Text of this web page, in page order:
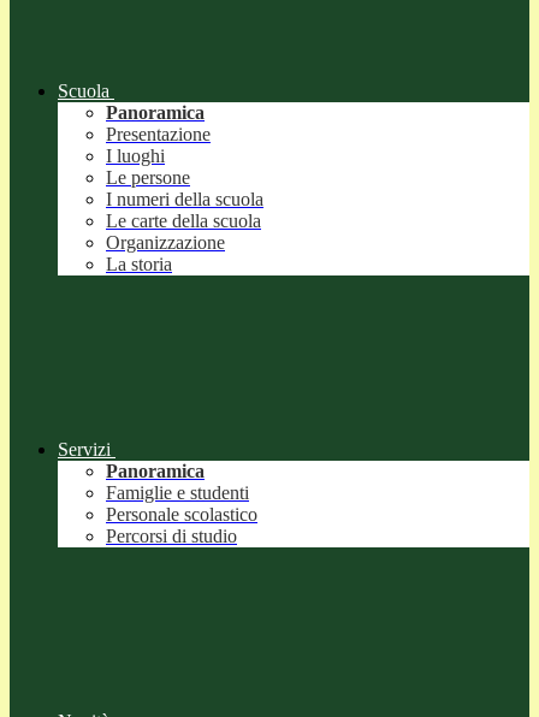
Scuola
Panoramica
Presentazione
I luoghi
Le persone
I numeri della scuola
Le carte della scuola
Organizzazione
La storia
Servizi
Panoramica
Famiglie e studenti
Personale scolastico
Percorsi di studio